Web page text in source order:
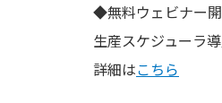
◆無料ウェビナー
生産スケジューラ
詳細はこちら